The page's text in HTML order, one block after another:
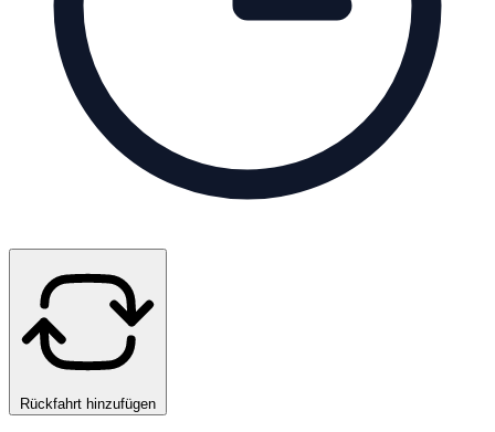
Rückfahrt hinzufügen